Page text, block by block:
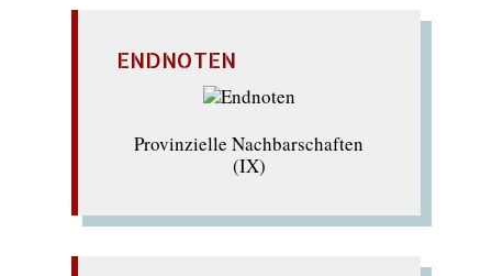
ENDNOTEN
Provinzielle Nachbarschaften
(IX)